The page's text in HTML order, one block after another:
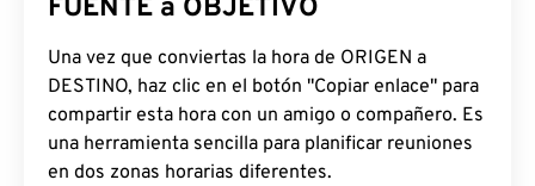
FUENTE a OBJETIVO
Una vez que conviertas la hora de ORIGEN a
DESTINO, haz clic en el botón "Copiar enlace" para
compartir esta hora con un amigo o compañero. Es
una herramienta sencilla para planificar reuniones
en dos zonas horarias diferentes.